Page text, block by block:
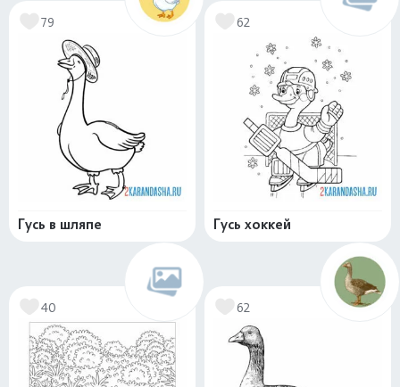
79
Гусь в шляпе
62
Гусь хоккей
40 62